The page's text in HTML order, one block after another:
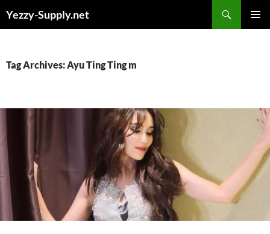
Yezzy-Supply.net
Tag Archives: Ayu Ting Ting m